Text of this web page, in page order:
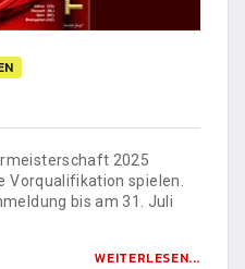
2025
Vorqualifikation spielen.
bis am 31. Juli
WEITERLESEN...